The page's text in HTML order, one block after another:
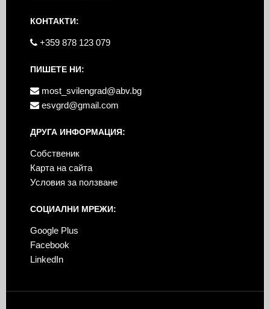
КОНТАКТИ:
+359 878 123 079
ПИШЕТЕ НИ:
most_svilengrad@abv.bg
esvgrd@gmail.com
ДРУГА ИНФОРМАЦИЯ:
Собственик
Карта на сайта
Условия за ползване
СОЦИАЛНИ МРЕЖИ:
Google Plus
Facebook
LinkedIn